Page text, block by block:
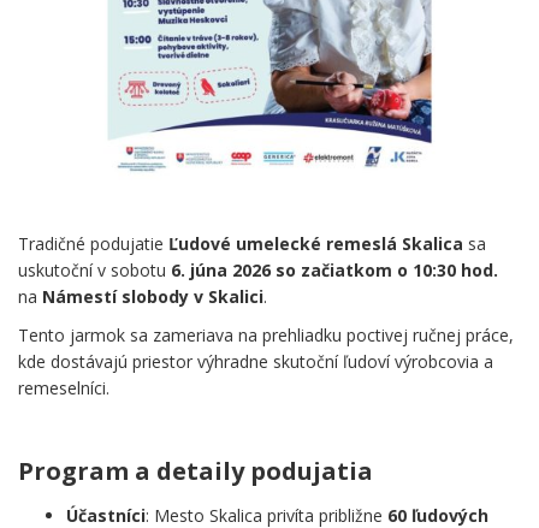
Tradičné podujatie Ľudové umelecké remeslá Skalica sa
uskutoční v sobotu 6. júna 2026 so začiatkom o 10:30 hod.
na Námestí slobody v Skalici.
Tento jarmok sa zameriava na prehliadku poctivej ručnej práce,
kde dostávajú priestor výhradne skutoční ľudoví výrobcovia a
remeselníci.
Program a detaily podujatia
Účastníci: Mesto Skalica privíta približne 60 ľudových